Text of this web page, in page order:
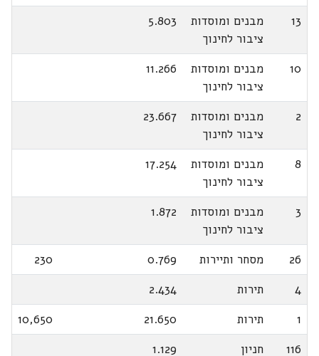
13
מבנים ומוסדות
ציבור לחינוך
5.803
10
מבנים ומוסדות
ציבור לחינוך
11.266
2
מבנים ומוסדות
ציבור לחינוך
23.667
8
מבנים ומוסדות
ציבור לחינוך
17.254
3
מבנים ומוסדות
ציבור לחינוך
1.872
26 מסחר ותיירות 0.769
230
4
תירות
2.434
1
תירות 21.650
10,650
116
חניון 1.129